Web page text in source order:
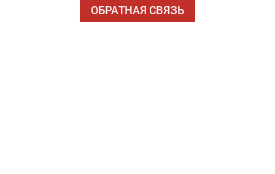
ОБРАТНАЯ СВЯЗЬ